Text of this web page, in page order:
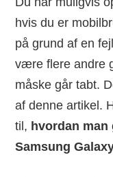
hvis du er
på grund af en
være flere andre
måske går tabt.
af denne artikel.
til, hvordan man
Samsung